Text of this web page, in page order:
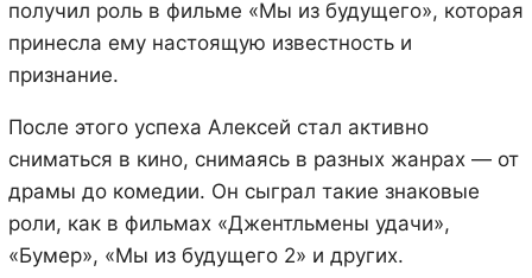
получил роль в фильме «Мы из будущего», которая
принесла ему настоящую известность и
признание.
После этого успеха Алексей стал активно
сниматься в кино, снимаясь в разных жанрах — от
драмы до комедии. Он сыграл такие знаковые
роли, как в фильмах «Джентльмены удачи»,
«Бумер», «Мы из будущего 2» и других.